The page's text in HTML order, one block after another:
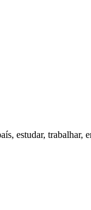
estudar, trabalhar,